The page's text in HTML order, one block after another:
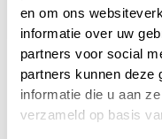
en om ons
informatie over uw
partners voor social
partners kunnen deze
informatie die u aan
verzameld op basis
Op ons online
interessante